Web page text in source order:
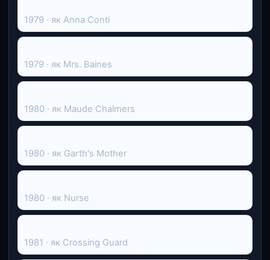
1979 · як Anna Conti
1979 · як Mrs. Baines
1980 · як Maude Chalmers
1980 · як Garth's Mother
1980 · як Nurse
1981 · як Crossing Guard